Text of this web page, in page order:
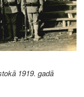
1919. gadā